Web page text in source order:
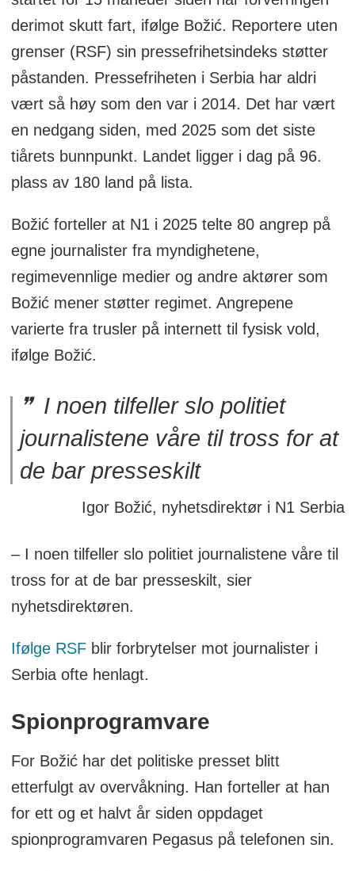
derimot skutt fart, ifølge Božić. Reportere uten
grenser (RSF) sin pressefrihetsindeks støtter
påstanden. Pressefriheten i Serbia har aldri
vært så høy som den var i 2014. Det har vært
en nedgang siden, med 2025 som det siste
tiårets bunnpunkt. Landet ligger i dag på 96.
plass av 180 land på lista.
Božić forteller at N1 i 2025 telte 80 angrep på
egne journalister fra myndighetene,
regimevennlige medier og andre aktører som
Božić mener støtter regimet. Angrepene
varierte fra trusler på internett til fysisk vold,
ifølge Božić.
I noen tilfeller slo politiet
journalistene våre til tross for at
de bar presseskilt
Igor Božić, nyhetsdirektør i N1 Serbia
– I noen tilfeller slo politiet journalistene våre til
tross for at de bar presseskilt, sier
nyhetsdirektøren.
Ifølge RSFblir forbrytelser mot journalister i
Serbia ofte henlagt.
Spionprogramvare
For Božić har det politiske presset blitt
etterfulgt av overvåkning. Han forteller at han
for ett og et halvt år siden oppdaget
spionprogramvaren Pegasus på telefonen sin.